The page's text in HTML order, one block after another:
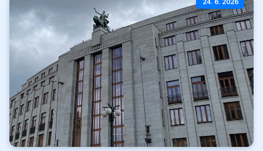
k nákupu
Čítať ďalej
Všetky články